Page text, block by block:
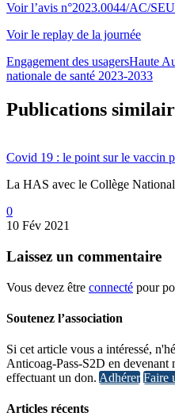
Voir l’avis n°2023.0044/AC/
Voir le replay de la journée
Engagement des usagersHaute
nationale de santé 2023-2033
Publications
Covid 19 : le point sur le vaccin
La HAS avec le Collège National
0
10 Fév 2021
L’activité physique, votre
Personnes âgées : la HAS
04 Juil 2024
27 Juin 2024
Intérêt de la vaccination contre le
Laissez un commentaire
Vous devez être connecté pour
Soutenez l’association
Si cet article vous a intéressé,
Anticoag-Pass-S2D en devenant
effectuant un don. Adhérer Faire
Articles récents